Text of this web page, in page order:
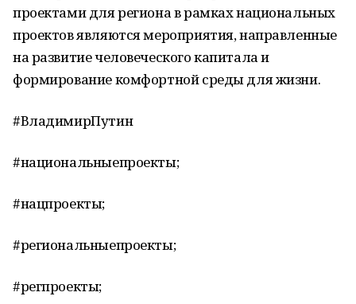
проектами для региона в рамках национальных
проектов являются мероприятия, направленные
на развитие человеческого капитала и
формирование комфортной среды для жизни.
#ВладимирПутин
#национальныепроекты;
#нацпроекты;
#региональныепроекты;
#регпроекты;